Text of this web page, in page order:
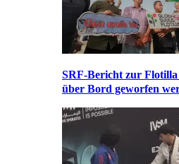
SRF-Bericht zur
über Bord geworfen